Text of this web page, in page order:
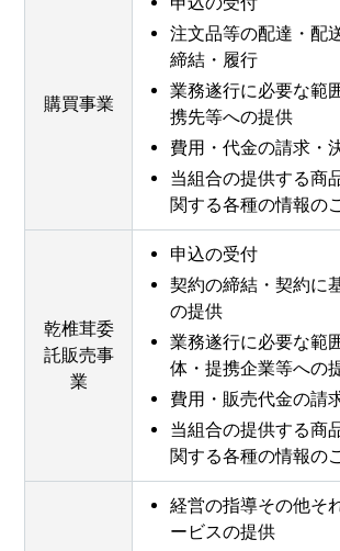
購買事業
注文品等の配達・配
締結・履行
業務遂行に必要な範
携先等への提供
費用・代金の請求・
当組合の提供する商
関する各種の情報の
乾椎茸委
託販売事
業
申込の受付
契約の締結・契約に
の提供
業務遂行に必要な範
体・提携企業等への
費用・販売代金の請
当組合の提供する商
関する各種の情報の
経営の指導その他そ
ービスの提供